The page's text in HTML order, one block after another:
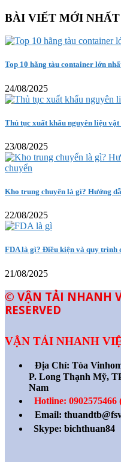
BÀI VIẾT MỚI NHẤT
Top 10 hãng tàu container lớn
24/08/2025
Thủ tục xuất khẩu nguyên liệu
23/08/2025
Kho trung chuyển là gì? Hướng
22/08/2025
FDA là gì? Điều kiện và quy trình
21/08/2025
© VẬN TẢI NHANH
RESERVED
VẬN TẢI NHANH
Địa Chỉ: Tòa
P. Long Thạnh Mỹ,
Nam
Hotline:
Email:
Skype: bichthuan84